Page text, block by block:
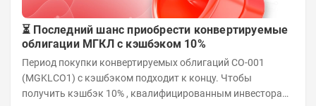
⏳ Последний шанс приобрести конвертируемые
облигации МГКЛ с кэшбэком 10%
Период покупки конвертируемых облигаций СО-001
(MGKLCO1) с кэшбэком подходит к концу. Чтобы
получить кэшбэк 10% , квалифицированным инвесторам